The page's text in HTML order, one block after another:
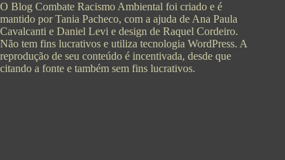
O Blog Combate Racismo Ambiental foi criado e é
mantido por Tania Pacheco, com a ajuda de Ana Paula
Cavalcanti e Daniel Levi e design de Raquel Cordeiro.
Não tem fins lucrativos e utiliza tecnologia WordPress. A
reprodução de seu conteúdo é incentivada, desde que
citando a fonte e também sem fins lucrativos.